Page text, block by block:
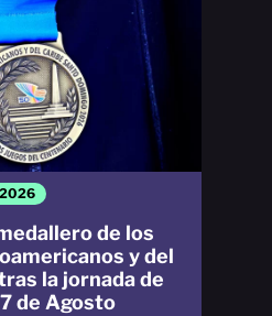
2026
de los
y del
la jornada de
de Agosto